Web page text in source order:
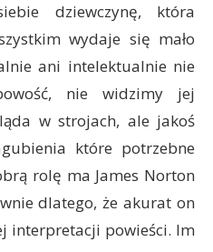
dziewczynę, która
wydaje się mało
ani intelektualnie nie
nie widzimy jej
w strojach, ale jakoś
które potrzebne
rolę ma James Norton
dlatego, że akurat on
interpretacji powieści. Im